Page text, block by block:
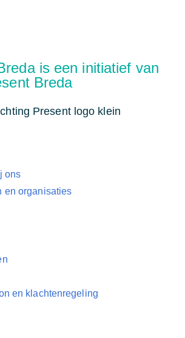
is een initiatief van
Breda
ons
en organisaties
en klachtenregeling